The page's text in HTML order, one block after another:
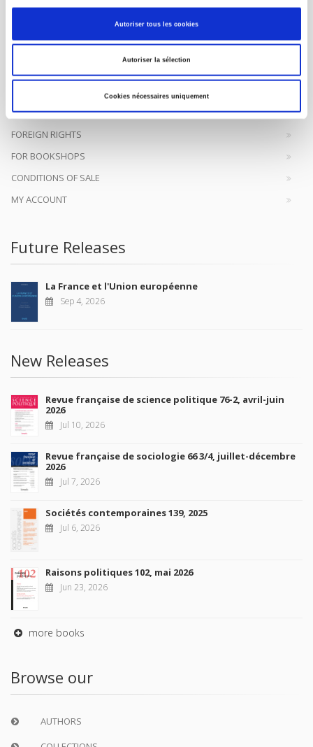
Autoriser tous les cookies
Autoriser la sélection
Cookies nécessaires uniquement
SCIENCES PO UNIVERSITY PRESS has a threefold role: to publish
help public and political debate.continue
CONTACTS
FOREIGN RIGHTS
FOR BOOKSHOPS
CONDITIONS OF SALE
MY ACCOUNT
Future Releases
La France et l'Union européenne
Sep 4, 2026
New Releases
Revue française de science politique 76-2, avril-juin
2026
Jul 10, 2026
Revue française de sociologie 66 3/4, juillet-décembre
2026
Jul 7, 2026
Sociétés contemporaines 139, 2025
Jul 6, 2026
Raisons politiques 102, mai 2026
Jun 23, 2026
more books
Browse our
AUTHORS